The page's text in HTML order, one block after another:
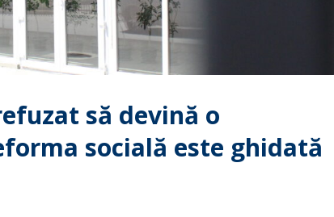
să devină o
socială este ghidată